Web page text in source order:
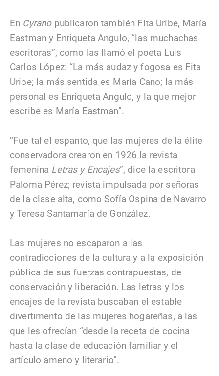
En Cyranopublicaron también Fita Uribe, María
Eastman y Enriqueta Angulo, “las muchachas
escritoras”, como las llamó el poeta Luis
Carlos López: “La más audaz y fogosa es Fita
Uribe; la más sentida es María Cano; la más
personal es Enriqueta Angulo, y la que mejor
escribe es María Eastman”.
“Fue tal el espanto, que las mujeres de la élite
conservadora crearon en 1926 la revista
femenina Letras y Encajes”, dice la escritora
Paloma Pérez; revista impulsada por señoras
de la clase alta, como Sofía Ospina de Navarro
y Teresa Santamaría de González.
Las mujeres no escaparon a las
contradicciones de la cultura y a la exposición
pública de sus fuerzas contrapuestas, de
conservación y liberación. Las letras y los
encajes de la revista buscaban el estable
divertimento de las mujeres hogareñas, a las
que les ofrecían “desde la receta de cocina
hasta la clase de educación familiar y el
artículo ameno y literario”.